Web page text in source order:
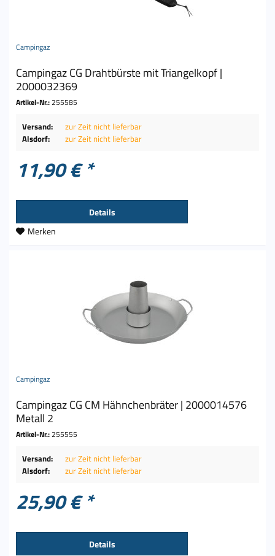
Campingaz
Campingaz CG Drahtbürste mit Triangelkopf |
2000032369
Artikel-Nr.:255585
Versand:
zur Zeit nicht lieferbar
Alsdorf:
zur Zeit nicht lieferbar
11,90 € *
Details
Merken
Campingaz
Campingaz CG CM Hähnchenbräter | 2000014576
Metall 2
Artikel-Nr.:255555
Versand:
zur Zeit nicht lieferbar
Alsdorf:
zur Zeit nicht lieferbar
25,90 € *
Details